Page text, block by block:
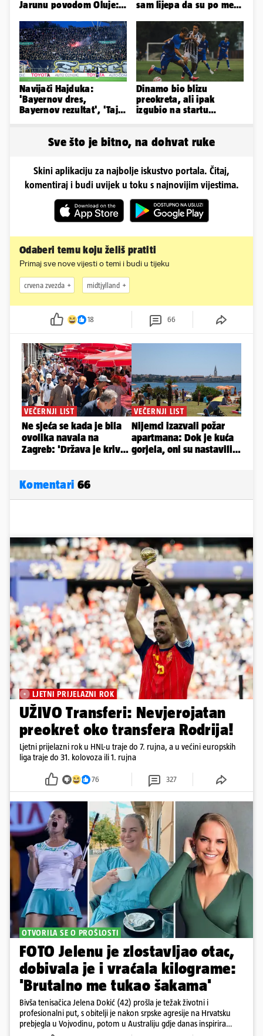
Jarunu povodom Oluje:
nastup
sam lijepa da su po meni
Navijači Hajduka:
'Bayernov dres,
Bayernov rezultat', 'Taj
Dinamo bio blizu
preokreta, ali ipak
izgubio na startu
Sve što je bitno, na dohvat ruke
Skini aplikaciju za najbolje iskustvo portala. Čitaj,
komentiraj i budi uvijek u toku s najnovijim vijestima.
Odaberi temu koju želiš pratiti
Primaj sve nove vijesti o temi i budi u tijeku
crvena zvezda midtjylland
18 66
Komentari 66
LJETNI PRIJELAZNI ROK
UŽIVO Transferi: Nevjerojatan
preokret oko transfera Rodrija!
Ljetni prijelazni rok u HNL-u traje do 7. rujna, a u većini europskih
liga traje do 31. kolovoza ili 1. rujna
76 327
OTVORILA SE O PROŠLOSTI
FOTO Jelenu je zlostavljao otac,
dobivala je i vraćala kilograme:
'Brutalno me tukao šakama'
Bivša tenisačica Jelena Dokić (42) prošla je težak životni i
profesionalni put, s obitelji je nakon srpske agresije na Hrvatsku
prebjegla u Vojvodinu, potom u Australiju gdje danas inspirira